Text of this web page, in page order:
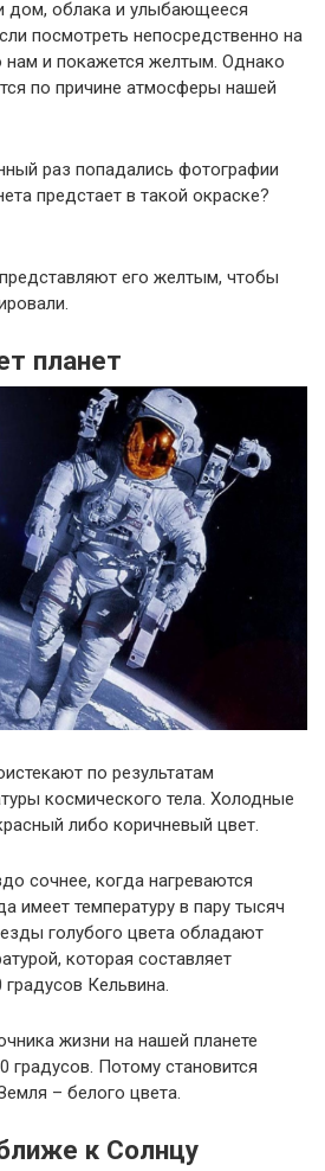
дом, облака и улыбающееся
посмотреть непосредственно на
нам и покажется желтым. Однако
по причине атмосферы нашей
раз попадались фотографии
предстает в такой окраске?
его желтым, чтобы
планет
по результатам
космического тела. Холодные
либо коричневый цвет.
сочнее, когда нагреваются
имеет температуру в пару тысяч
голубого цвета обладают
которая составляет
градусов Кельвина.
жизни на нашей планете
градусов. Потому становится
– белого цвета.
к Солнцу